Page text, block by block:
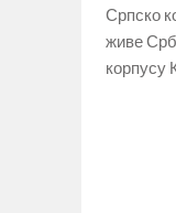
Српско
живе
корпусу